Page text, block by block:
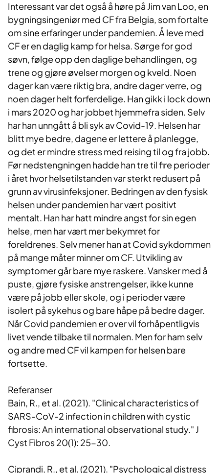
Interessant var det også å høre på Jim van Loo, en
bygningsingeniør med CF fra Belgia, som fortalte
om sine erfaringer under pandemien. Å leve med
CF er en daglig kamp for helsa. Sørge for god
søvn, følge opp den daglige behandlingen, og
trene og gjøre øvelser morgen og kveld. Noen
dager kan være riktig bra, andre dager verre, og
noen dager helt forferdelige. Han gikk i lock down
i mars 2020 og har jobbet hjemmefra siden. Selv
har han unngått å bli syk av Covid-19. Helsen har
blitt mye bedre, dagene er lettere å planlegge,
og det er mindre stress med reising til og fra jobb.
Før nedstengningen hadde han tre til fire perioder
i året hvor helsetilstanden var sterkt redusert på
grunn av virusinfeksjoner. Bedringen av den fysisk
helsen under pandemien har vært positivt
mentalt. Han har hatt mindre angst for sin egen
helse, men har vært mer bekymret for
foreldrenes. Selv mener han at Covid sykdommen
på mange måter minner om CF. Utvikling av
symptomer går bare mye raskere. Vansker med å
puste, gjøre fysiske anstrengelser, ikke kunne
være på jobb eller skole, og i perioder være
isolert på sykehus og bare håpe på bedre dager.
Når Covid pandemien er over vil forhåpentligvis
livet vende tilbake til normalen. Men for ham selv
og andre med CF vil kampen for helsen bare
fortsette.
Referanser
Bain, R., et al. (2021). "Clinical characteristics of
SARS-CoV-2 infection in children with cystic
fibrosis: An international observational study." J
Cyst Fibros 20(1): 25-30.
Ciprandi, R., et al. (2021). "Psychological distress